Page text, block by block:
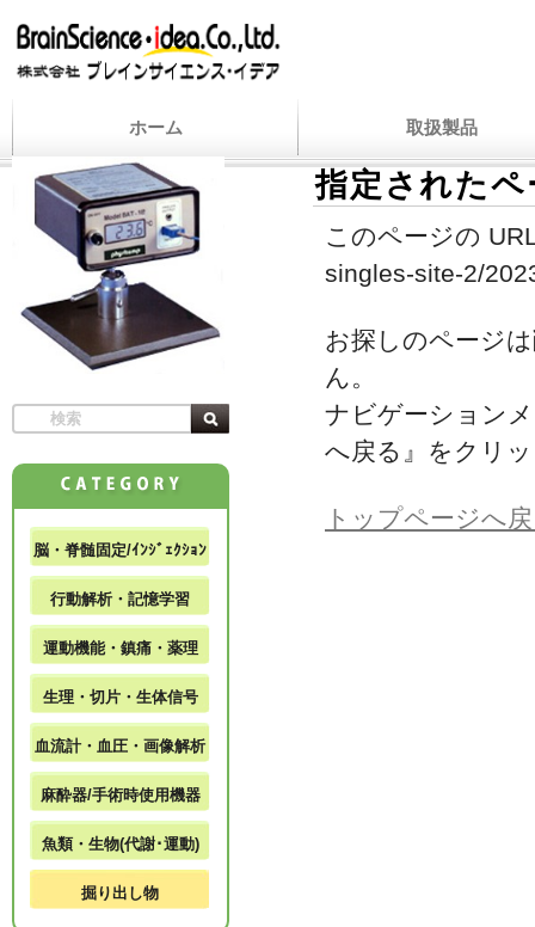
ホーム 取扱製品
指定された
このページの
singles-site-2/
お探しのページ
ん。
ナビゲーション
へ戻る』をクリ
トップページへ
脳・脊髄固定/ｲﾝｼﾞｪｸｼｮﾝ
行動解析・記憶学習
運動機能・鎮痛・薬理
生理・切片・生体信号
血流計・血圧・画像解析
麻酔器/手術時使用機器
魚類・生物(代謝･運動)
掘り出し物